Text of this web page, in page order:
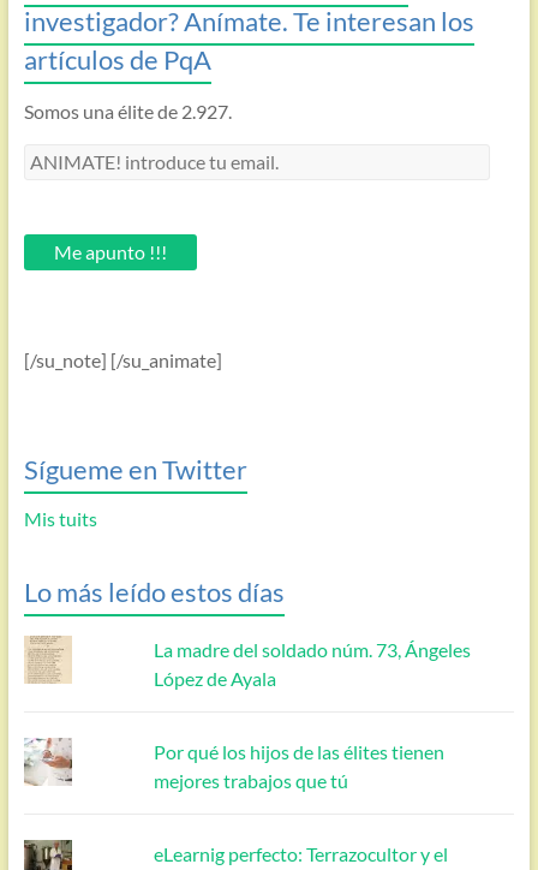
investigador? Anímate. Te interesan los
artículos de PqA
Somos una élite de 2.927.
ANIMATE!
email.Me apunto !!!
[/su_note] [/su_animate]
Sígueme en Twitter
Mis tuits
Lo más leído estos días
La madre del soldado núm. 73, Ángeles
López de Ayala
Por qué los hijos de las élites tienen
mejores trabajos que tú
eLearnig perfecto: Terrazocultor y el